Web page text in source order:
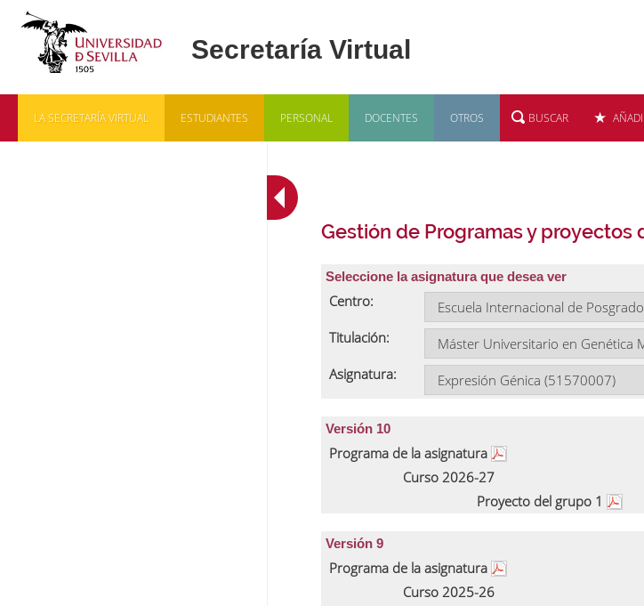
LA SECRETARÍA VIRTUAL ESTUDIANTES PERSONAL DOCENTES OTROS BUSCAR
Gestión de Programas y proyectos
Seleccione la asignatura que desea ver
Centro:
Titulación:
Asignatura:
Versión 10
Programa de la asignatura
Curso 2026-27
Proyecto del grupo 1
Versión 9
Programa de la asignatura
Curso 2025-26